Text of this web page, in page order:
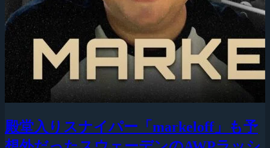
殿堂入りスナイパー「markeloff」も予